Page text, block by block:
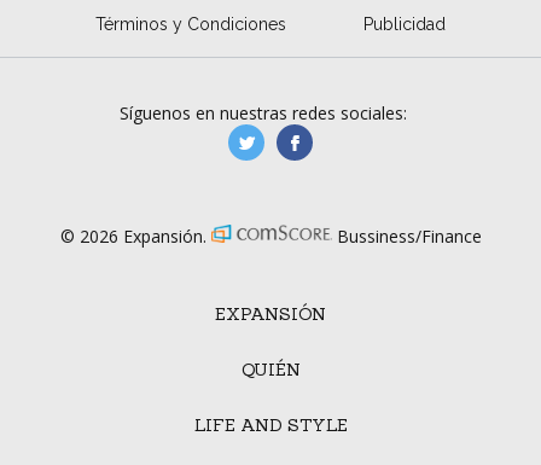
Términos y Condiciones Publicidad
EXPANSIÓN
QUIÉN
LIFE AND STYLE
Síguenos en nuestras redes sociales:
manufacturaGE
© 2026 Expansión. Bussiness/Finance